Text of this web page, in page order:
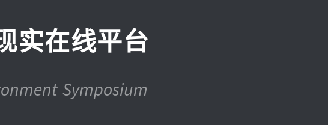
实在线平台
Symposium